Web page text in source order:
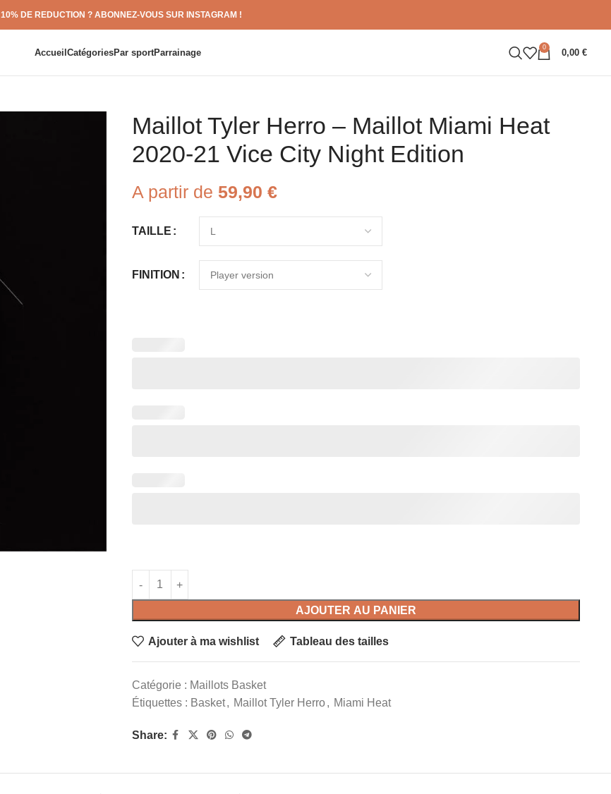
10% DE REDUCTION ? ABONNEZ-VOUS SUR INSTAGRAM !
AccueilCatégoriesPar sportParrainage 0
0,00 €
Maillot Tyler Herro – Maillot Miami Heat
2020-21 Vice City Night Edition
A partir de 59,90 €
TAILLE
FINITION
AJOUTER AU PANIER
Ajouter à ma wishlist Tableau des tailles
Catégorie : Maillots Basket
Étiquettes : Basket, Maillot Tyler Herro, Miami Heat
Share: